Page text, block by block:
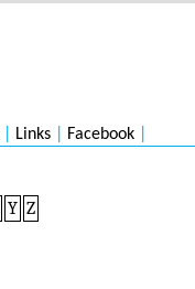
Links Facebook
Y Z